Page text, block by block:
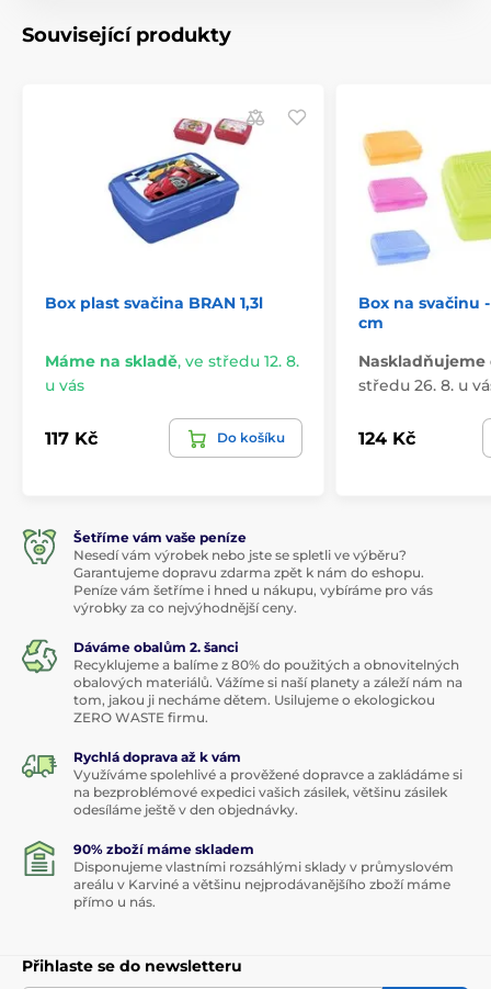
Související produkty
Box plast svačina BRAN 1,3l
Máme na skladě, ve středu 12. 8.
u vás
117 Kč Do košíku
Box na svačinu -
cm
Naskladňujeme
středu 26. 8. u
124 Kč
Šetříme vám vaše peníze
Nesedí vám výrobek nebo jste se spletli ve výběru?
Garantujeme dopravu zdarma zpět k nám do eshopu.
Peníze vám šetříme i hned u nákupu, vybíráme pro vás
výrobky za co nejvýhodnější ceny.
Dáváme obalům 2. šanci
Recyklujeme a balíme z 80% do použitých a obnovitelných
obalových materiálů. Vážíme si naší planety a záleží nám na
tom, jakou ji necháme dětem. Usilujeme o ekologickou
ZERO WASTE firmu.
Rychlá doprava až k vám
Využíváme spolehlivé a prověžené dopravce a zakládáme si
na bezproblémové expedici vašich zásilek, většinu zásilek
odesíláme ještě v den objednávky.
90% zboží máme skladem
Disponujeme vlastními rozsáhlými sklady v průmyslovém
areálu v Karviné a většinu nejprodávanějšího zboží máme
přímo u nás.
Přihlaste se do newsletteru